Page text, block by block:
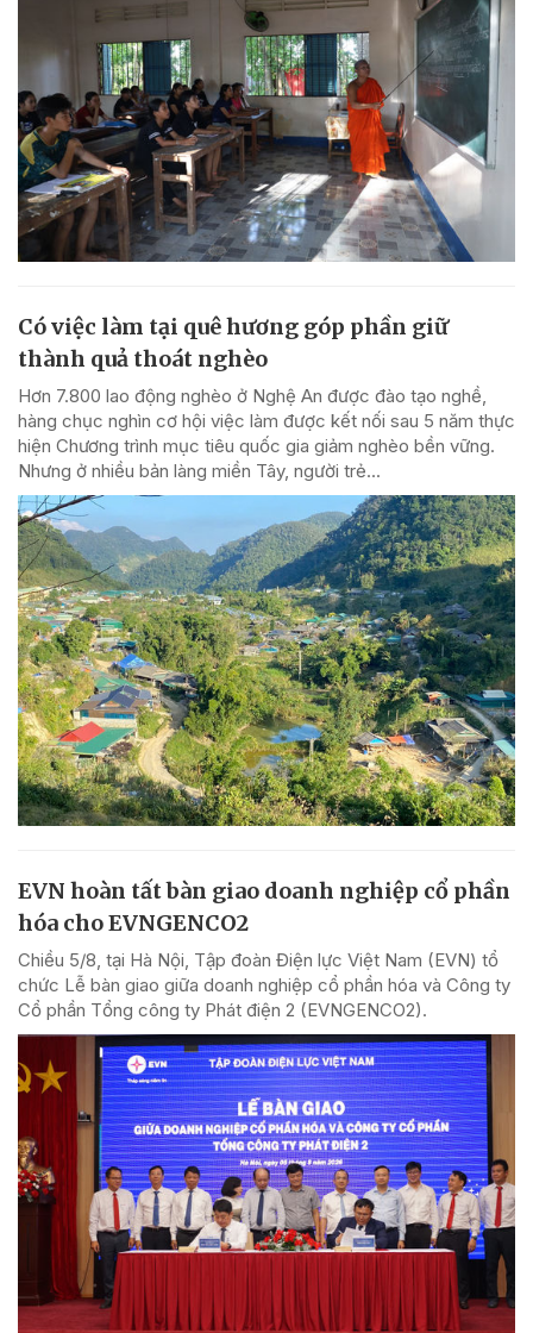
Có việc làm tại quê hương góp phần giữ
thành quả thoát nghèo
Hơn 7.800 lao động nghèo ở Nghệ An được đào tạo nghề,
hàng chục nghìn cơ hội việc làm được kết nối sau 5 năm thực
hiện Chương trình mục tiêu quốc gia giảm nghèo bền vững.
Nhưng ở nhiều bản làng miền Tây, người trẻ...
EVN hoàn tất bàn giao doanh nghiệp cổ phần
hóa cho EVNGENCO2
Chiều 5/8, tại Hà Nội, Tập đoàn Điện lực Việt Nam (EVN) tổ
chức Lễ bàn giao giữa doanh nghiệp cổ phần hóa và Công ty
Cổ phần Tổng công ty Phát điện 2 (EVNGENCO2).